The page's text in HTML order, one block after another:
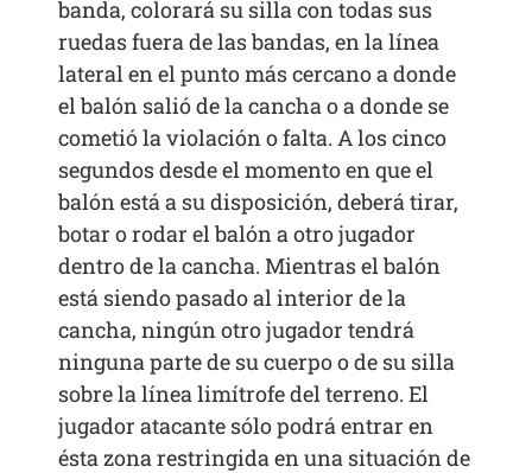
banda, colorará su silla con todas sus
ruedas fuera de las bandas, en la línea
lateral en el punto más cercano a donde
el balón salió de la cancha o a donde se
cometió la violación o falta. A los cinco
segundos desde el momento en que el
balón está a su disposición, deberá tirar,
botar o rodar el balón a otro jugador
dentro de la cancha. Mientras el balón
está siendo pasado al interior de la
cancha, ningún otro jugador tendrá
ninguna parte de su cuerpo o de su silla
sobre la línea limítrofe del terreno. El
jugador atacante sólo podrá entrar en
ésta zona restringida en una situación de